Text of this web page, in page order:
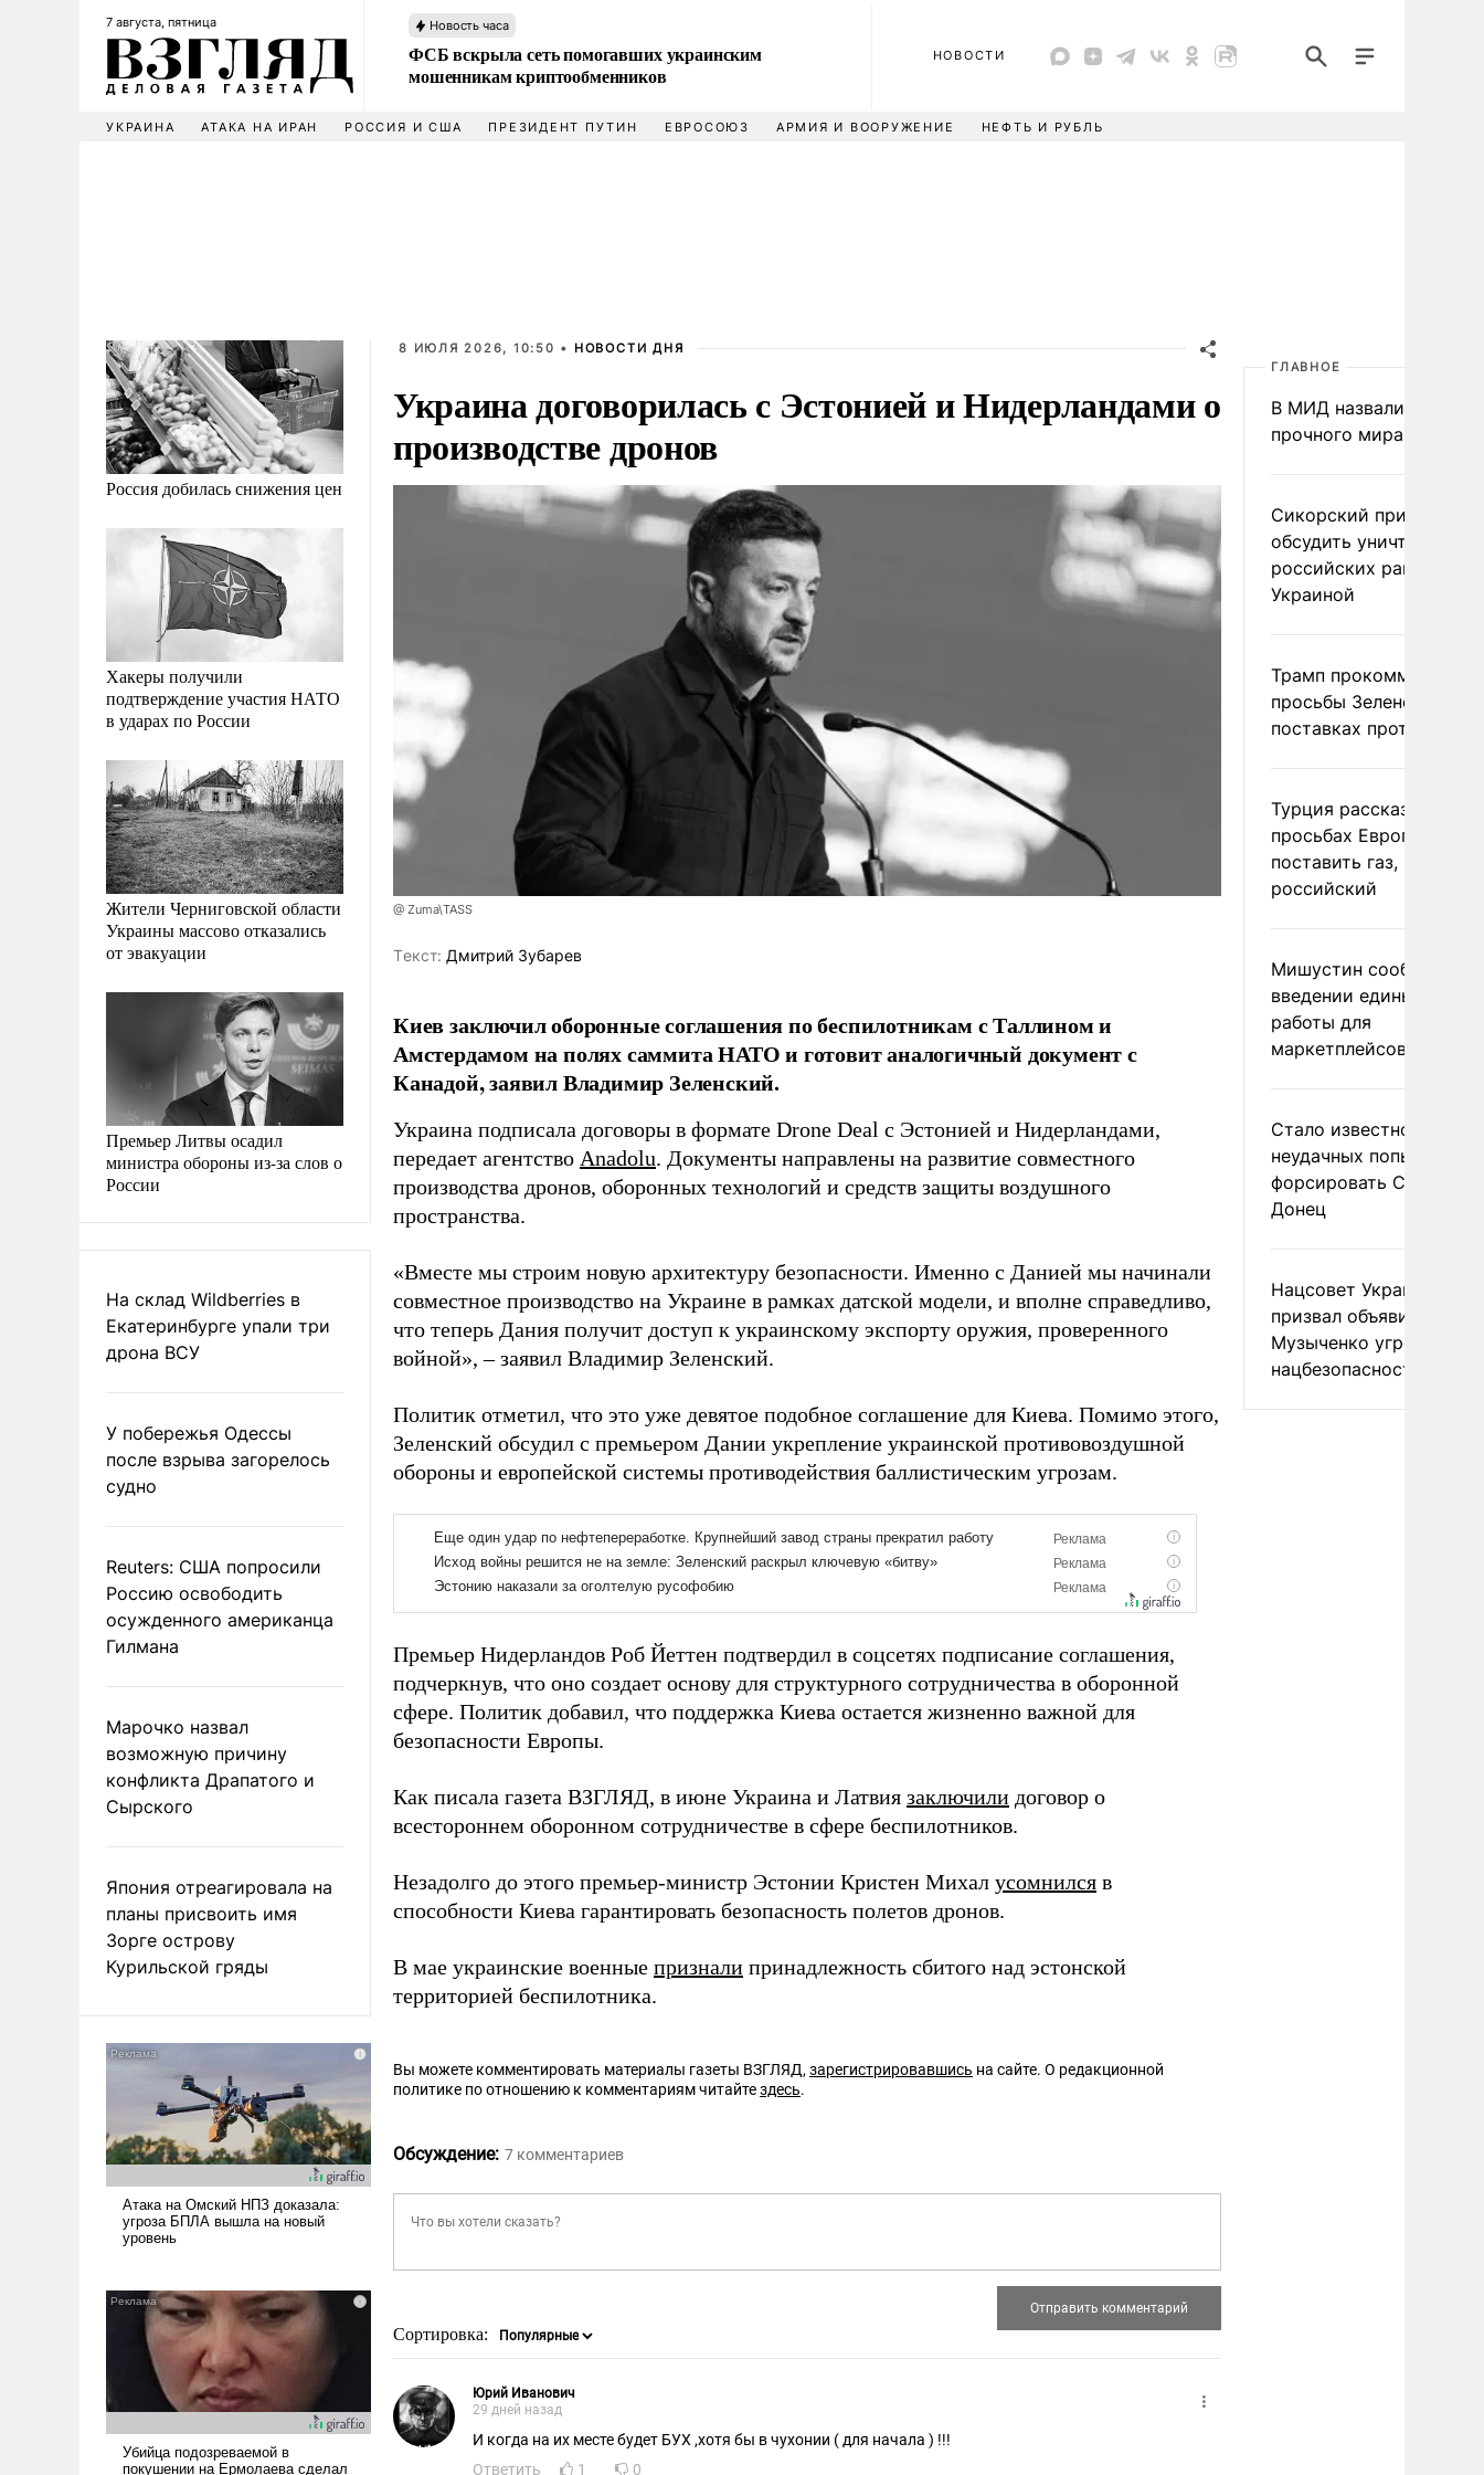
7 августа, пятница Новость часа
ФСБ вскрыла сеть помогавших украинским
мошенникам криптообменников
НОВОСТИ
УКРАИНА АТАКА НА ИРАН РОССИЯ И США ПРЕЗИДЕНТ ПУТИН ЕВРОСОЮЗ АРМИЯ И ВООРУЖЕНИЕ НЕФТЬ И РУБЛЬ
Россия добилась снижения цен
Хакеры получили
подтверждение участия НАТО
в ударах по России
Жители Черниговской области
Украины массово отказались
от эвакуации
Премьер Литвы осадил
министра обороны из-за слов о
России
На склад Wildberries в
Екатеринбурге упали три
дрона ВСУ
У побережья Одессы
после взрыва загорелось
судно
Reuters: США попросили
Россию освободить
осужденного американца
Гилмана
Марочко назвал
возможную причину
конфликта Драпатого и
Сырского
Япония отреагировала на
планы присвоить имя
Зорге острову
Курильской гряды
8 ИЮЛЯ 2026, 10:50 • НОВОСТИ ДНЯ
Украина договорилась с Эстонией и Нидерландами о
производстве дронов
@ Zuma\TASS
Tекст: Дмитрий Зубарев
Киев заключил оборонные соглашения по беспилотникам с Таллином и
Амстердамом на полях саммита НАТО и готовит аналогичный документ с
Канадой, заявил Владимир Зеленский.
Украина подписала договоры в формате Drone Deal с Эстонией и Нидерландами,
передает агентство Anadolu. Документы направлены на развитие совместного
производства дронов, оборонных технологий и средств защиты воздушного
пространства.
«Вместе мы строим новую архитектуру безопасности. Именно с Данией мы начинали
совместное производство на Украине в рамках датской модели, и вполне справедливо,
что теперь Дания получит доступ к украинскому экспорту оружия, проверенного
войной», – заявил Владимир Зеленский.
Политик отметил, что это уже девятое подобное соглашение для Киева. Помимо этого,
Зеленский обсудил с премьером Дании укрепление украинской противовоздушной
обороны и европейской системы противодействия баллистическим угрозам.
Премьер Нидерландов Роб Йеттен подтвердил в соцсетях подписание соглашения,
подчеркнув, что оно создает основу для структурного сотрудничества в оборонной
сфере. Политик добавил, что поддержка Киева остается жизненно важной для
безопасности Европы.
Как писала газета ВЗГЛЯД, в июне Украина и Латвия заключили договор о
всестороннем оборонном сотрудничестве в сфере беспилотников.
Незадолго до этого премьер-министр Эстонии Кристен Михал усомнился в
способности Киева гарантировать безопасность полетов дронов.
В мае украинские военные признали принадлежность сбитого над эстонской
территорией беспилотника.
Вы можете комментировать материалы газеты ВЗГЛЯД,зарегистрировавшись на сайте. О редакционной
политике по отношению к комментариям читайтездесь.
Обсуждение: 7 комментариев
Сортировка:
Юрий Иванович
29 дней назад
И когда на их месте будет БУХ ,хотя бы в чухонии ( для начала ) !!!
Ответить
1 0
ГЛАВНОЕ
В МИД назвали условия
прочного мира на
Сикорский призвал
обсудить уничтожение
российских ракет над
Украиной
Трамп
просьбы Зеленского о
поставках
Турция рассказала о
просьбах Европы
поставить газ, но не
российский
Мишустин сообщил о
введении единых
работы для
маркетплейсов в ЕАЭС
Стало известно о
неудачных попытках
форсировать
Донец
Нацсовет Украины по
призвал объявить
Музыченко угрозой
нацбезопасности